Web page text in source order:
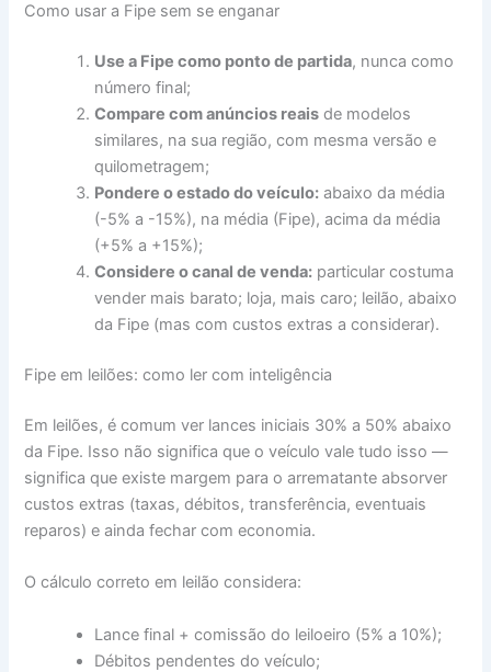
Como usar a Fipe sem se enganar
Use a Fipe como ponto de partida, nunca como
número final;
Compare com anúncios reais de modelos
similares, na sua região, com mesma versão e
quilometragem;
Pondere o estado do veículo: abaixo da média
(-5% a -15%), na média (Fipe), acima da média
(+5% a +15%);
Considere o canal de venda: particular costuma
vender mais barato; loja, mais caro; leilão, abaixo
da Fipe (mas com custos extras a considerar).
Fipe em leilões: como ler com inteligência
Em leilões, é comum ver lances iniciais 30% a 50% abaixo
da Fipe. Isso não significa que o veículo vale tudo isso —
significa que existe margem para o arrematante absorver
custos extras (taxas, débitos, transferência, eventuais
reparos) e ainda fechar com economia.
O cálculo correto em leilão considera:
Lance final + comissão do leiloeiro (5% a 10%);
Débitos pendentes do veículo;